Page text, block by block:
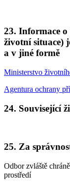
23. Informace o
životní situace)
a v jiné formě
Ministerstvo
Agentura ochrany
24. Související
25. Za
Odbor zvláště
prostředí